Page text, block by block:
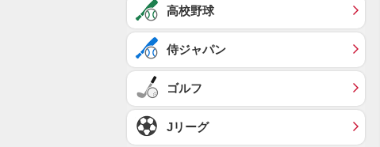
高校野球
侍ジャパン
ゴルフ
Jリーグ